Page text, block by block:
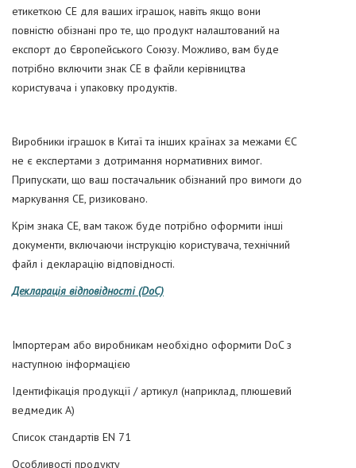
етикеткою CE для ваших іграшок, навіть якщо вони
повністю обізнані про те, що продукт налаштований на
експорт до Європейського Союзу. Можливо, вам буде
потрібно включити знак CE в файли керівництва
користувача і упаковку продуктів.
Виробники іграшок в Китаї та інших країнах за межами ЄС
не є експертами з дотримання нормативних вимог.
Припускати, що ваш постачальник обізнаний про вимоги до
маркування CE, ризиковано.
Крім знака CE, вам також буде потрібно оформити інші
документи, включаючи інструкцію користувача, технічний
файл і декларацію відповідності.
Декларація відповідності (DoC)
Імпортерам або виробникам необхідно оформити DoC з
наступною інформацією
Ідентифікація продукції / артикул (наприклад, плюшевий
ведмедик А)
Список стандартів EN 71
Особливості продукту